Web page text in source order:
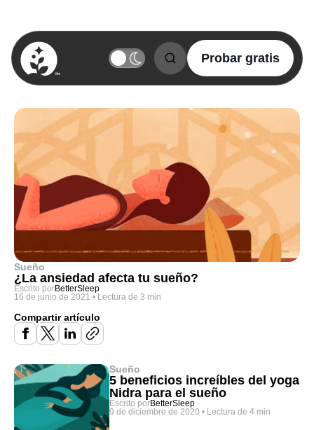
BetterSleep Logo
Probar gratis
Sueño
¿La ansiedad afecta tu sueño?
Escrito porBetterSleep
16 de junio de 2021 • Lectura de 3 min
Compartir artículo
Sueño
5 beneficios increíbles del yoga
Nidra para el sueño
Escrito porBetterSleep
9 de diciembre de 2020 • Lectura de 4 min